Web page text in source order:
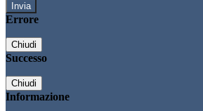
Errore
Chiudi
Successo
Chiudi
Informazione